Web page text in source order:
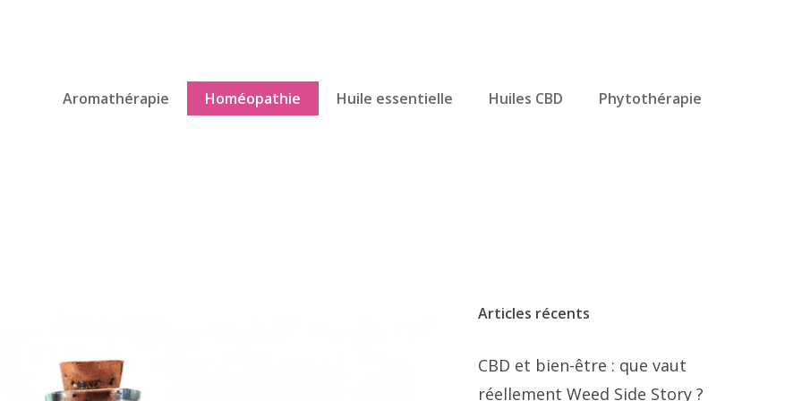
Aromathérapie Homéopathie Huile essentielle Huiles CBD Phytothérapie
Articles récents
CBD et bien-être : que vaut
réellement Weed Side Story ?